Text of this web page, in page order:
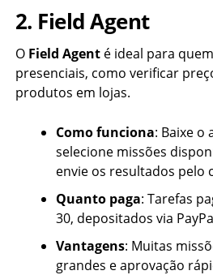
2. Field Agent
O Field Agenté ideal para
presenciais, como verificar
produtos em lojas.
Como funciona: Baixe o
selecione missões
envie os resultados pelo
Quanto paga: Tarefas
30, depositados via
Vantagens: Muitas
grandes e aprovação